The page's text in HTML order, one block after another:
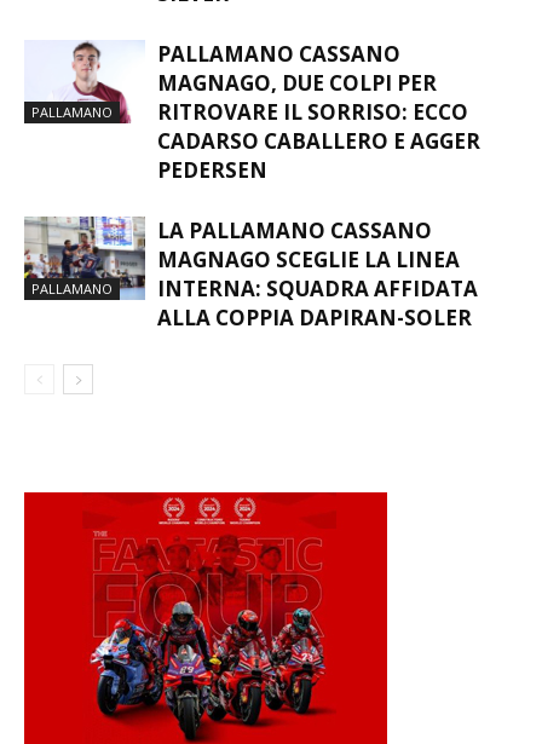
PALLAMANO
PALLAMANO CASSANO
MAGNAGO, DUE COLPI PER
RITROVARE IL SORRISO: ECCO
CADARSO CABALLERO E AGGER
PEDERSEN
PALLAMANO
LA PALLAMANO CASSANO
MAGNAGO SCEGLIE LA LINEA
INTERNA: SQUADRA AFFIDATA
ALLA COPPIA DAPIRAN-SOLER